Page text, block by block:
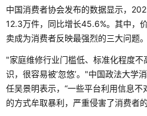
中国消费者协会发布的数据显示，
12.3万件，同比增长45.6%。其中，
卖成为消费者反映最强烈的三大问题。
"家庭维修行业门槛低、标准化程度
识，很容易被’忽悠’。"中国政法大学
任吴景明表示，“一些平台利用信息
的方式牟取暴利，严重侵害了消费者